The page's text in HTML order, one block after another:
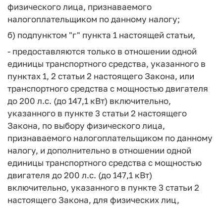
физического лица, признаваемого
налогоплательщиком по данному налогу;
б) подпунктом "г" пункта 1 настоящей статьи,
- предоставляются только в отношении одной
единицы транспортного средства, указанного в
пунктах 1, 2 статьи 2 настоящего Закона, или
транспортного средства с мощностью двигателя
до 200 л.с. (до 147,1 кВт) включительно,
указанного в пункте 3 статьи 2 настоящего
Закона, по выбору физического лица,
признаваемого налогоплательщиком по данному
налогу, и дополнительно в отношении одной
единицы транспортного средства с мощностью
двигателя до 200 л.с. (до 147,1 кВт)
включительно, указанного в пункте 3 статьи 2
настоящего Закона, для физических лиц,